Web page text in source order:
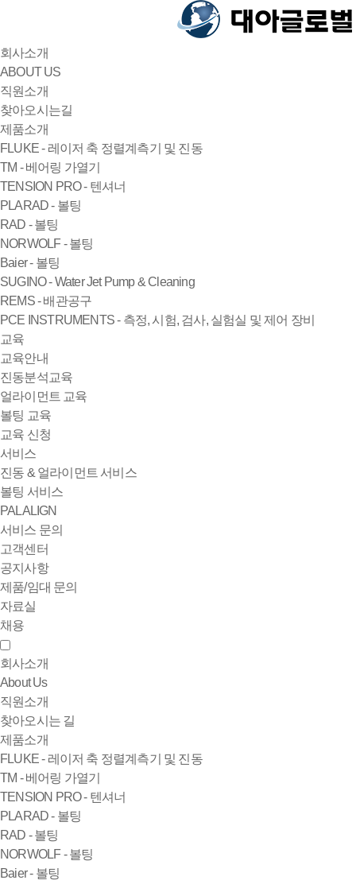
회사소개
ABOUT US
직원소개
찾아오시는길
제품소개
FLUKE - 레이저 축 정렬계측기 및 진동
TM - 베어링 가열기
TENSION PRO - 텐셔너
PLARAD - 볼팅
RAD - 볼팅
NORWOLF - 볼팅
Baier - 볼팅
SUGINO - Water Jet Pump & Cleaning
REMS - 배관공구
PCE INSTRUMENTS - 측정, 시험, 검사, 실험실 및 제어 장비
교육
교육안내
진동분석교육
얼라이먼트 교육
볼팅 교육
교육 신청
서비스
진동 & 얼라이먼트 서비스
볼팅 서비스
PALALIGN
서비스 문의
고객센터
공지사항
제품/임대 문의
자료실
채용
회사소개
About Us
직원소개
찾아오시는 길
제품소개
FLUKE - 레이저 축 정렬계측기 및 진동
TM - 베어링 가열기
TENSION PRO - 텐셔너
PLARAD - 볼팅
RAD - 볼팅
NORWOLF - 볼팅
Baier - 볼팅